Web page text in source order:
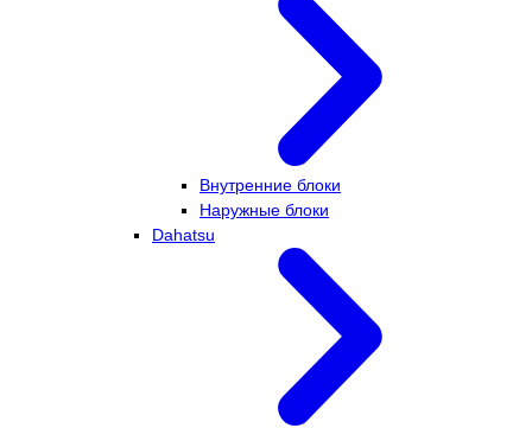
Внутренние блоки
Наружные блоки
Dahatsu